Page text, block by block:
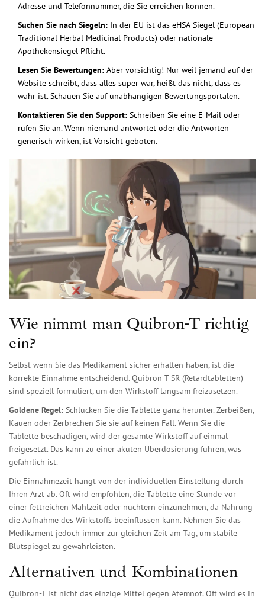
Adresse und Telefonnummer, die Sie erreichen können.
Suchen Sie nach Siegeln: In der EU ist das eHSA-Siegel (European
Traditional Herbal Medicinal Products) oder nationale
Apothekensiegel Pflicht.
Lesen Sie Bewertungen: Aber vorsichtig! Nur weil jemand auf der
Website schreibt, dass alles super war, heißt das nicht, dass es
wahr ist. Schauen Sie auf unabhängigen Bewertungsportalen.
Kontaktieren Sie den Support: Schreiben Sie eine E-Mail oder
rufen Sie an. Wenn niemand antwortet oder die Antworten
generisch wirken, ist Vorsicht geboten.
Wie nimmt man Quibron-T richtig
ein?
Selbst wenn Sie das Medikament sicher erhalten haben, ist die
korrekte Einnahme entscheidend. Quibron-T SR (Retardtabletten)
sind speziell formuliert, um den Wirkstoff langsam freizusetzen.
Goldene Regel: Schlucken Sie die Tablette ganz herunter. Zerbeißen,
Kauen oder Zerbrechen Sie sie auf keinen Fall. Wenn Sie die
Tablette beschädigen, wird der gesamte Wirkstoff auf einmal
freigesetzt. Das kann zu einer akuten Überdosierung führen, was
gefährlich ist.
Die Einnahmezeit hängt von der individuellen Einstellung durch
Ihren Arzt ab. Oft wird empfohlen, die Tablette eine Stunde vor
einer fettreichen Mahlzeit oder nüchtern einzunehmen, da Nahrung
die Aufnahme des Wirkstoffs beeinflussen kann. Nehmen Sie das
Medikament jedoch immer zur gleichen Zeit am Tag, um stabile
Blutspiegel zu gewährleisten.
Alternativen und Kombinationen
Quibron-T ist nicht das einzige Mittel gegen Atemnot. Oft wird es in